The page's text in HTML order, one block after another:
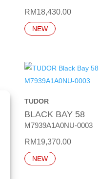
RM18,430.00
NEW
TUDOR
BLACK BAY 58
M7939A1A0NU-0003
RM19,370.00
NEW